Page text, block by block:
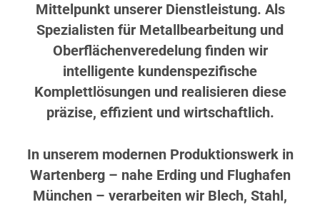
Mittelpunkt unserer Dienstleistung. Als
Spezialisten für Metallbearbeitung und
Oberflächenveredelung finden wir
intelligente kundenspezifische
Komplettlösungen und realisieren diese
präzise, effizient und wirtschaftlich.
In unserem modernen Produktionswerk in
Wartenberg – nahe Erding und Flughafen
München – verarbeiten wir Blech, Stahl,